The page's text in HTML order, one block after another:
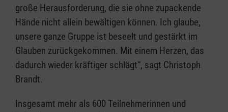
große Herausforderung, die sie ohne zupackende
Hände nicht allein bewältigen können. Ich glaube,
unsere ganze Gruppe ist beseelt und gestärkt im
Glauben zurückgekommen. Mit einem Herzen, das
dadurch wieder kräftiger schlägt“, sagt Christoph
Brandt.
Insgesamt mehr als 600 Teilnehmerinnen und